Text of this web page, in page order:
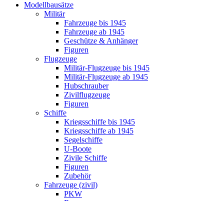
Modellbausätze
Militär
Fahrzeuge bis 1945
Fahrzeuge ab 1945
Geschütze & Anhänger
Figuren
Flugzeuge
Militär-Flugzeuge bis 1945
Militär-Flugzeuge ab 1945
Hubschrauber
Zivilflugzeuge
Figuren
Schiffe
Kriegsschiffe bis 1945
Kriegsschiffe ab 1945
Segelschiffe
U-Boote
Zivile Schiffe
Figuren
Zubehör
Fahrzeuge (zivil)
PKW